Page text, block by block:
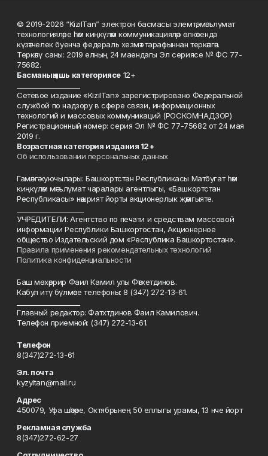
© 2019-2026 “KizilTan” электрон басмасы элемтә, мәгълүмат
технологияләре һәм киңкүләм коммуникацияләр өлкәсендә
күзәтчелек буенча федераль хезмәт тарафыннан теркәлгән.
Теркәлү саны: 2019 елның 24 маендагы Эл сериясе № ФС 77-
75682.
Басманың яшь категориясе12+
Сетевое издание «KizilTan» зарегистрировано Федеральной
службой по надзору в сфере связи, информационных
технологий и массовых коммуникаций (РОСКОМНАДЗОР)
Регистрационный номер: серия Эл № ФС 77-75682 от 24 мая
2019 г.
Возрастная категория издания 12+
Об использовании персональных данных
Гамәлгә куючылары: Башкортстан Республикасы Матбугат һәм
киңкүләм мәгълүмат чаралары агентлыгы, «Башкортстан
Республикасы» нәшрият йорты акционерлык җәмгыяте.
УЧРЕДИТЕЛИ: Агентство по печати и средствам массовой
информации Республики Башкортостан, Акционерное
общество Издательский дом «Республика Башкортостан».
Правила применения рекомендательных технологий
Политика конфиденциальности
Баш мөхәррир Фаил Камил улы Фәтхетдинов.
Кабул итү бүлмәсе телефоны: 8 (347) 272-13-61.
Главный редактор: Фатхтдинов Фаил Камилович.
Телефон приемной: (347) 272-13-61.
Телефон
8(347)272-13-61
Эл. почта
kyzyltan@mail.ru
Адрес
450079, Уфа шәһәре, Октябрьнең 50 еллыгы урамы, 13 нче йорт
Рекламная служба
8(347)272-62-27